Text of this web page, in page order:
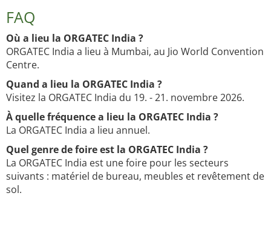
FAQ
Où a lieu la ORGATEC India ?
ORGATEC India a lieu à Mumbai, au Jio World Convention
Centre.
Quand a lieu la ORGATEC India ?
Visitez la ORGATEC India du 19. - 21. novembre 2026.
À quelle fréquence a lieu la ORGATEC India ?
La ORGATEC India a lieu annuel.
Quel genre de foire est la ORGATEC India ?
La ORGATEC India est une foire pour les secteurs
suivants : matériel de bureau, meubles et revêtement de
sol.